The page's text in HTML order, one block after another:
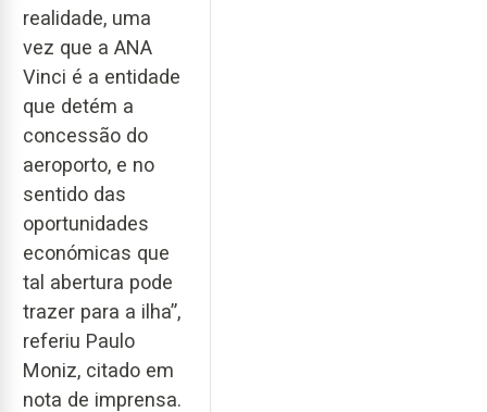
realidade, uma
vez que a ANA
Vinci é a entidade
que detém a
concessão do
aeroporto, e no
sentido das
oportunidades
económicas que
tal abertura pode
trazer para a ilha”,
referiu Paulo
Moniz, citado em
nota de imprensa.